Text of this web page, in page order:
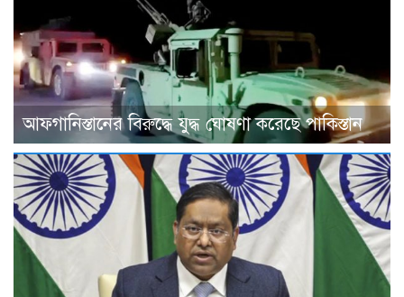
আফগানিস্তানের বিরুদ্ধে যুদ্ধ ঘোষণা করেছে পাকিস্তান